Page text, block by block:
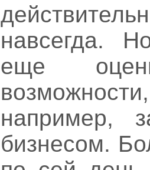
навсегда.
еще
например,
бизнесом.